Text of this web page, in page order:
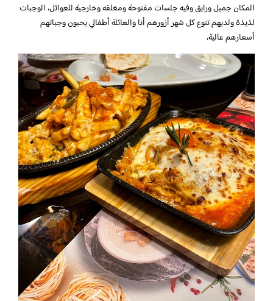
المكان جميل ورايق وفيه جلسات مفتوحة ومغلقه وخارجية للعوائل، الوجبات
لذيذة ولديهم تنوع كل شهر أزورهم أنا والعائلة أطفالي يحبون وجباتهم
أسعارهم عالية،